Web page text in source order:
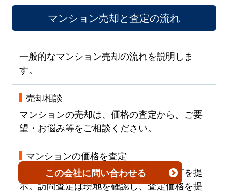
本能学区
5,000万円
烏丸
本能学区
6,500万円
烏丸御池
本能学区
4,000万円
烏丸御池
本能学区
6,000万円
烏丸御池
本能学区
1,800万円
本能学区
4,300万円
烏丸御池
本能学区
7,500万円 四条(京都市営)
マンション売却と査定の流れ
一般的なマンション売却の流れを説明しま
す。
売却相談
マンションの売却は、価格の査定から。ご要
望・お悩み等をご相談ください。
マンションの価格を査定
簡易査定は近隣の売却事例などから概算を提
示。訪問査定は現地を確認し、査定価格を提
この会社に問い合わせる